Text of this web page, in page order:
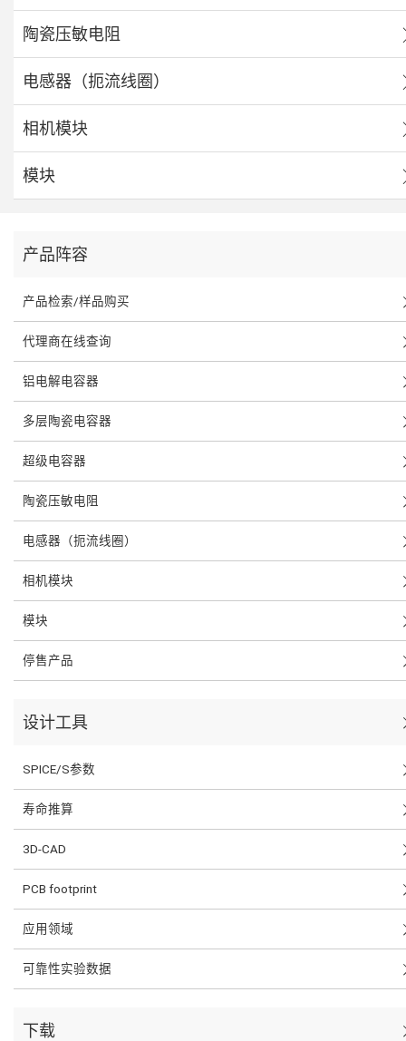
陶瓷压敏电阻
电感器（扼流线圈）
相机模块
模块
产品阵容
产品检索/样品购买
代理商在线查询
铝电解电容器
多层陶瓷电容器
超级电容器
陶瓷压敏电阻
电感器（扼流线圈）
相机模块
模块
停售产品
设计工具
SPICE/S参数
寿命推算
3D-CAD
PCB footprint
应用领域
可靠性实验数据
下载